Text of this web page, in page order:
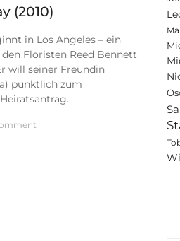
(2010)
in Los Angeles – ein
Floristen Reed Bennett
will seiner Freundin
pünktlich zum